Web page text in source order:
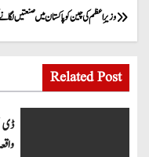
P
o
s
t
وزیرِ اعظم کی چین کو پاکستان میں صنعتیں
Related Post
ڈی